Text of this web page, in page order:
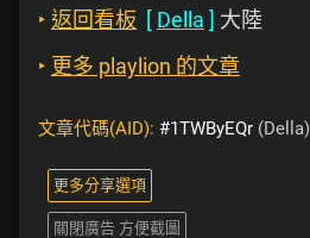
‣ 返回看板 [ Della ] 大陸
‣ 更多 playlion 的文章
文章代碼(AID): #1TWByEQr (Della)
更多分享選項
關閉廣告 方便截圖